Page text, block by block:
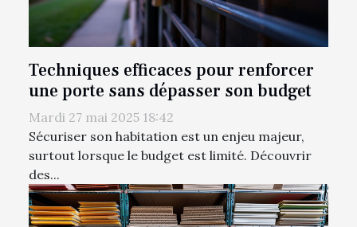
Techniques efficaces pour renforcer
une porte sans dépasser son budget
Mardi 27 mai 2025 18:42
Sécuriser son habitation est un enjeu majeur,
surtout lorsque le budget est limité. Découvrir
des...